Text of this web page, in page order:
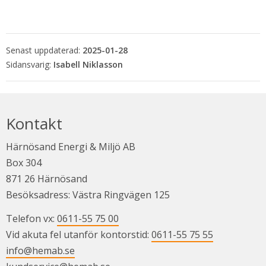
Senast uppdaterad: 2025-01-28
Isabell Niklasson
Kontakt
Härnösand Energi & Miljö AB
Box 304
871 26 Härnösand
Besöksadress: Västra Ringvägen 125
Telefon vx: 0611-55 75 00
Vid akuta fel utanför kontorstid: 0611-55 75 55
info@hemab.se